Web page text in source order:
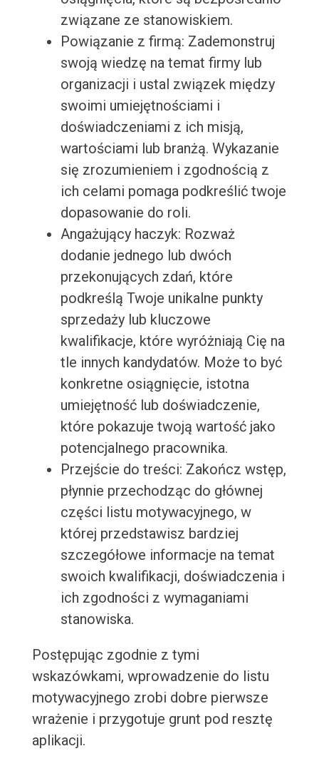
związane ze stanowiskiem.
Powiązanie z firmą: Zademonstruj
swoją wiedzę na temat firmy lub
organizacji i ustal związek między
swoimi umiejętnościami i
doświadczeniami z ich misją,
wartościami lub branżą. Wykazanie
się zrozumieniem i zgodnością z
ich celami pomaga podkreślić twoje
dopasowanie do roli.
Angażujący haczyk: Rozważ
dodanie jednego lub dwóch
przekonujących zdań, które
podkreślą Twoje unikalne punkty
sprzedaży lub kluczowe
kwalifikacje, które wyróżniają Cię na
tle innych kandydatów. Może to być
konkretne osiągnięcie, istotna
umiejętność lub doświadczenie,
które pokazuje twoją wartość jako
potencjalnego pracownika.
Przejście do treści: Zakończ wstęp,
płynnie przechodząc do głównej
części listu motywacyjnego, w
której przedstawisz bardziej
szczegółowe informacje na temat
swoich kwalifikacji, doświadczenia i
ich zgodności z wymaganiami
stanowiska.
Postępując zgodnie z tymi
wskazówkami, wprowadzenie do listu
motywacyjnego zrobi dobre pierwsze
wrażenie i przygotuje grunt pod resztę
aplikacji.